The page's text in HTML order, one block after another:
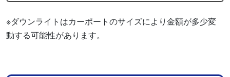
※ダウンライトはカーポートのサイズにより金額が多少変
動する可能性があります。